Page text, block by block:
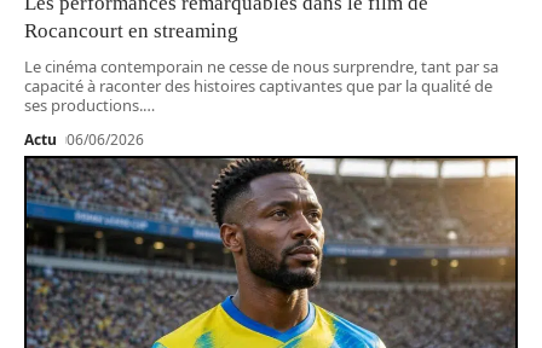
Rocancourt en streaming
Le cinéma contemporain ne cesse de nous surprendre, tant par sa
capacité à raconter des histoires captivantes que par la qualité de
ses productions.…
Actu 06/06/2026